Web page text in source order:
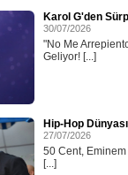
Karol G'den
30/07/2026
"No Me
Geliyor! [...]
Hip-Hop
27/07/2026
50 Cent, Eminem
[...]